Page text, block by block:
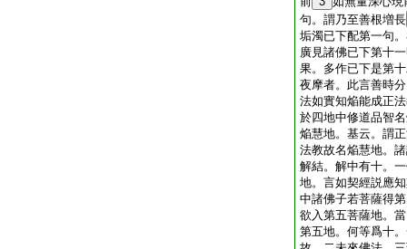
句。謂乃至善根増長
垢濁已下配第一句
廣見諸佛已下第十
果。多作已下是第
夜摩者。此言善時
法如實知焔能成正
於四地中修道品智
焔慧地。基云。謂
法教故名焔慧地。
解結。解中有十。
地。言如契經説應
中諸佛子若菩薩得
欲入第五菩薩地。
第五地。何等爲十